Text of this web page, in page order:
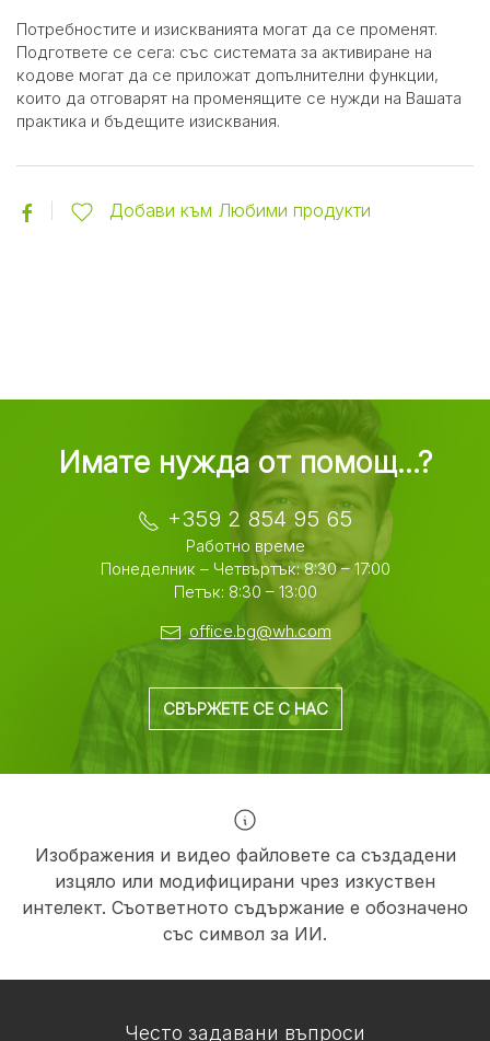
Потребностите и изискванията могат да се променят.
Подгответе се сега: със системата за активиране на
кодове могат да се приложат допълнителни функции,
които да отговарят на променящите се нужди на Вашата
практика и бъдещите изисквания.
Добави към Любими продукти
Имате нужда от помощ...?
+359 2 854 95 65
Работно време
Понеделник – Четвъртък: 8:30 – 17:00
Петък: 8:30 – 13:00
office.bg@wh.com
СВЪРЖЕТЕ СЕ С НАС
Изображения и видео файловете са създадени
изцяло или модифицирани чрез изкуствен
интелект. Съответното съдържание е обозначено
със символ за ИИ.
Често задавани въпроси